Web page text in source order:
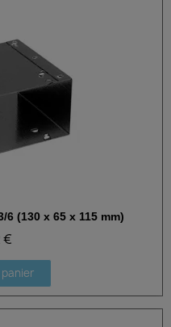
6 (130 x 65 x 115 mm)
€